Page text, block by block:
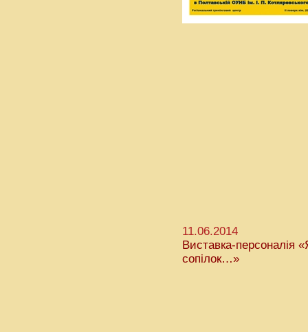
11.06.2014
Виставка-персоналія
сопілок…»